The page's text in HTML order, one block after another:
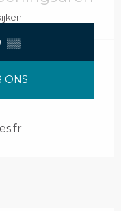
▒▒
ONS